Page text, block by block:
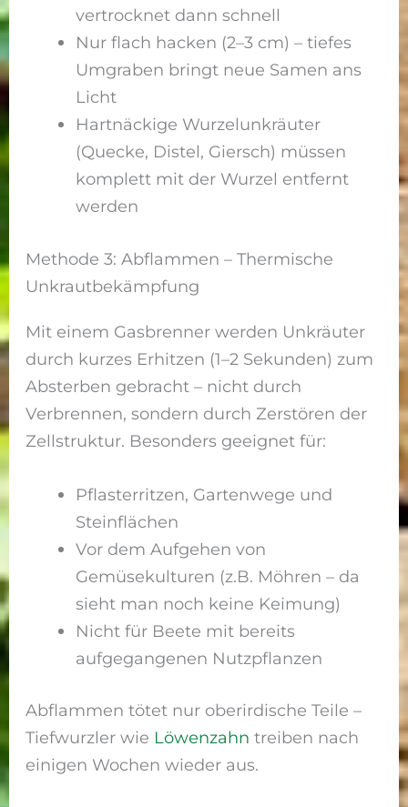
vertrocknet dann schnell
Nur flach hacken (2–3 cm) – tiefes
Umgraben bringt neue Samen ans
Licht
Hartnäckige Wurzelunkräuter
(Quecke, Distel, Giersch) müssen
komplett mit der Wurzel entfernt
werden
Methode 3: Abflammen – Thermische
Unkrautbekämpfung
Mit einem Gasbrenner werden Unkräuter
durch kurzes Erhitzen (1–2 Sekunden) zum
Absterben gebracht – nicht durch
Verbrennen, sondern durch Zerstören der
Zellstruktur. Besonders geeignet für:
Pflasterritzen, Gartenwege und
Steinflächen
Vor dem Aufgehen von
Gemüsekulturen (z.B. Möhren – da
sieht man noch keine Keimung)
Nicht für Beete mit bereits
aufgegangenen Nutzpflanzen
Abflammen tötet nur oberirdische Teile –
Tiefwurzler wie Löwenzahn treiben nach
einigen Wochen wieder aus.